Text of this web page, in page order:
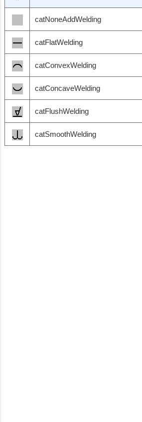
catNoneAddWelding
catFlatWelding
catConvexWelding
catConcaveWelding
catFlushWelding
catSmoothWelding